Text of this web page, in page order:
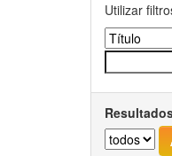
Utilizar